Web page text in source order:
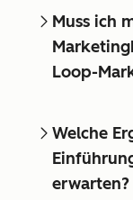
Muss ich
Loop-
Welche
erwarten?